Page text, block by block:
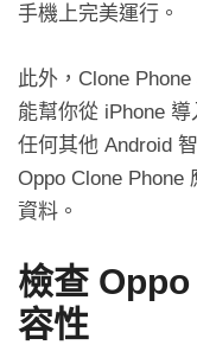
手機上完美運行。
此外，Clone
能幫你從 iPhone
任何其他 Android
Oppo Clone Phone
資料。
檢查
容性